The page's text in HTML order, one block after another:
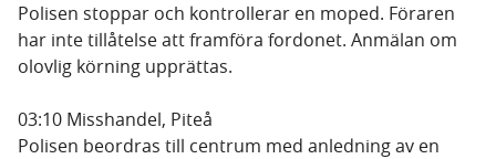
Polisen stoppar och kontrollerar en moped. Föraren
har inte tillåtelse att framföra fordonet. Anmälan om
olovlig körning upprättas.
03:10 Misshandel, Piteå
Polisen beordras till centrum med anledning av en